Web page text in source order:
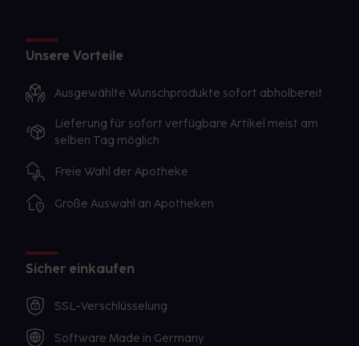
Unsere Vorteile
Ausgewählte Wunschprodukte sofort abholbereit
Lieferung für sofort verfügbare Artikel meist am
selben Tag möglich
Freie Wahl der Apotheke
Große Auswahl an Apotheken
Sicher einkaufen
SSL-Verschlüsselung
Software Made in Germany